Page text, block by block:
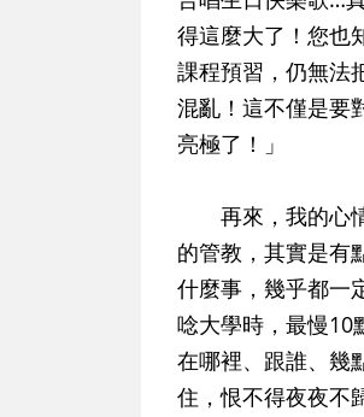
得這麼大了！您也
課程預習，仍無法
混亂！這不僅是要
亮極了！」
再來，我的心情
的管教，其實是有
什麼事，幾乎都一
唸大學時，最慢10
在哪裡、跟誰、幾
住，恨不得夜夜不